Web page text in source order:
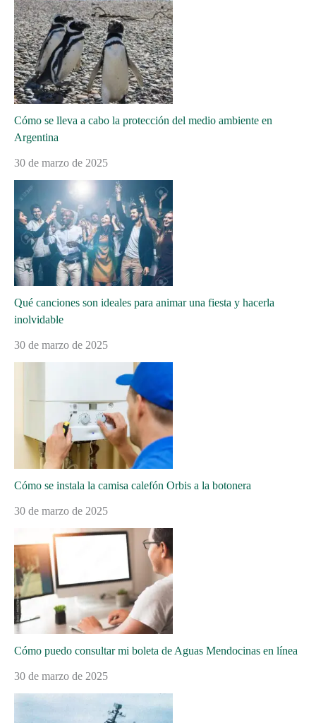
Cómo se lleva a cabo la protección del medio ambiente en
Argentina
30 de marzo de 2025
Qué canciones son ideales para animar una fiesta y hacerla
inolvidable
30 de marzo de 2025
Cómo se instala la camisa calefón Orbis a la botonera
30 de marzo de 2025
Cómo puedo consultar mi boleta de Aguas Mendocinas en línea
30 de marzo de 2025